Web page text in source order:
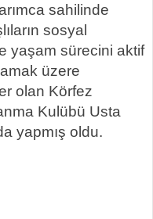
sahilinde
sosyal
yaşam sürecini aktif
üzere
olan Körfez
Kulübü Usta
yapmış oldu.